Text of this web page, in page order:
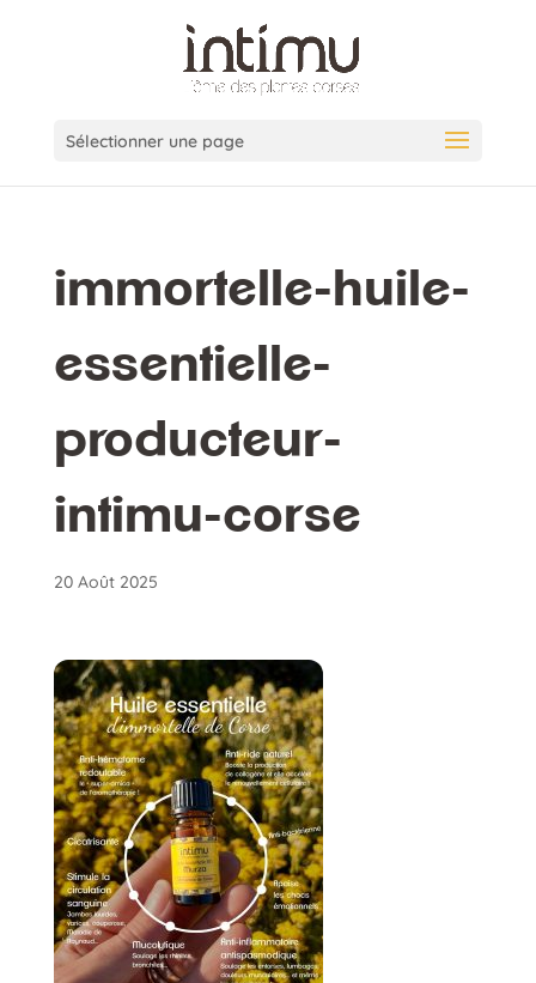
Sélectionner une page
immortelle-huile-
essentielle-
producteur-
intimu-corse
20 Août 2025